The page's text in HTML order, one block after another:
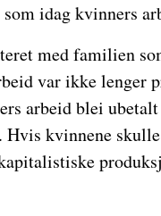
idag kvinners
med familien
var ikke lenger
arbeid blei
kvinnene